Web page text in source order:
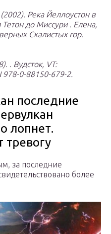
Река Йеллоустон в
до Миссури. Елена,
Скалистых гор.
. Вудсток, VT:
978-0-88150-679-2.
последние
лопнет.
тревогу
за последние
более